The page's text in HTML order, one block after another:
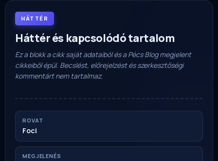
HÁTTÉR
Háttér és kapcsolódó tartalom
Ez a blokk a cikk saját adataiból és a Pécs Blog megjelent
cikkeiből épül. Becslést, előrejelzést és szerkesztőségi
kommentárt nem tartalmaz.
ROVAT
Foci
MEGJELENÉS